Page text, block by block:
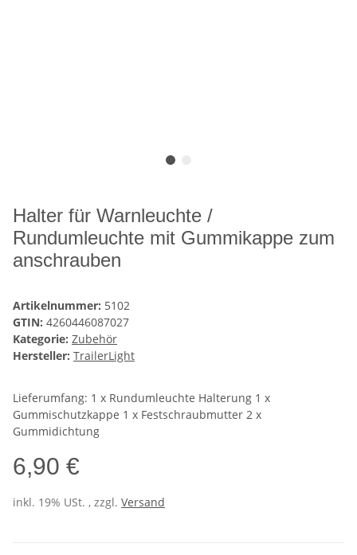
Halter für Warnleuchte /
Rundumleuchte mit Gummikappe zum
anschrauben
Artikelnummer: 5102
GTIN: 4260446087027
Kategorie: Zubehör
Hersteller: TrailerLight
Lieferumfang: 1 x Rundumleuchte Halterung 1 x
Gummischutzkappe 1 x Festschraubmutter 2 x
Gummidichtung
6,90 €
inkl. 19% USt. , zzgl. Versand